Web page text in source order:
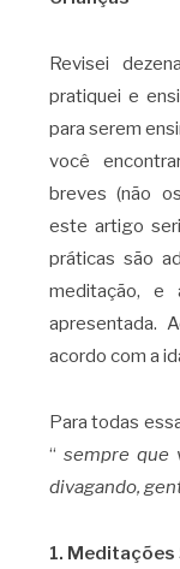
Revisei
pratiquei e
para serem
você
breves (não
este artigo
práticas são
meditação, e
apresentada.
acordo com a
Para todas
“ sempre que
divagando,
1.